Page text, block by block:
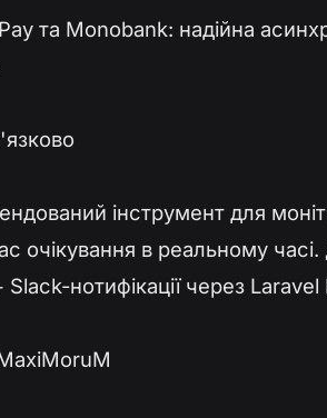
та Monobank: надійна
інструмент для
очікування в реальному
нотифікації через